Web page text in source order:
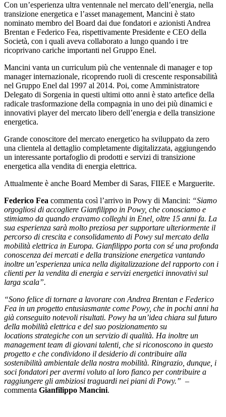
Con un’esperienza ultra ventennale nel mercato dell’energia, nella
transizione energetica e l’asset management, Mancini è stato
nominato membro del Board dai due fondatori e azionisti Andrea
Brentan e Federico Fea, rispettivamente Presidente e CEO della
Società, con i quali aveva collaborato a lungo quando i tre
ricoprivano cariche importanti nel Gruppo Enel.
Mancini vanta un curriculum più che ventennale di manager e top
manager internazionale, ricoprendo ruoli di crescente responsabilità
nel Gruppo Enel dal 1997 al 2014. Poi, come Amministratore
Delegato di Sorgenia in questi ultimi otto anni è stato artefice della
radicale trasformazione della compagnia in uno dei più dinamici e
innovativi player del mercato libero dell’energia e della transizione
energetica.
Grande conoscitore del mercato energetico ha sviluppato da zero
una clientela al dettaglio completamente digitalizzata, aggiungendo
un interessante portafoglio di prodotti e servizi di transizione
energetica alla vendita di energia elettrica.
Attualmente è anche Board Member di Saras, FIIEE e Marguerite.
Federico Fea commenta così l’arrivo in Powy di Mancini: “Siamo
orgogliosi di accogliere Gianfilippo in Powy, che conosciamo e
stimiamo da quando eravamo colleghi in Enel, oltre 15 anni fa. La
sua esperienza sarà molto preziosa per supportare ulteriormente il
percorso di crescita e consolidamento di Powy sul mercato della
mobilità elettrica in Europa. Gianfilippo porta con sé una profonda
conoscenza dei mercati e della transizione energetica vantando
inoltre un’esperienza unica nella digitalizzazione del rapporto con i
clienti per la vendita di energia e servizi energetici innovativi sul
larga scala”.
“Sono felice di tornare a lavorare con Andrea Brentan e Federico
Fea in un progetto entusiasmante come Powy, che in pochi anni ha
già conseguito notevoli risultati. Powy ha un’idea chiara sul futuro
della mobilità elettrica e del suo posizionamento su
locations strategiche con un servizio di qualità. Ha inoltre un
management team di giovani talenti, che si riconoscono in questo
progetto e che condividono il desiderio di contribuire alla
sostenibilità ambientale della nostra mobilità. Ringrazio, dunque, i
soci fondatori per avermi voluto al loro fianco per contribuire a
raggiungere gli ambiziosi traguardi nei piani di Powy.” –
commenta Gianfilippo Mancini.